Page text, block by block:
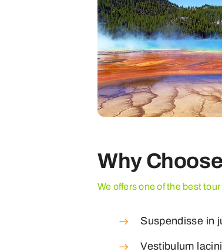
Why
We offers one of the best
Suspendisse in
Vestibulum